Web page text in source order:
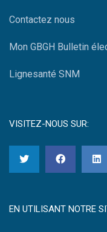
Contactez nous
Mon GBGH Bulletin
Lignesanté SNM
VISITEZ-NOUS SUR:
EN UTILISANT NOTRE